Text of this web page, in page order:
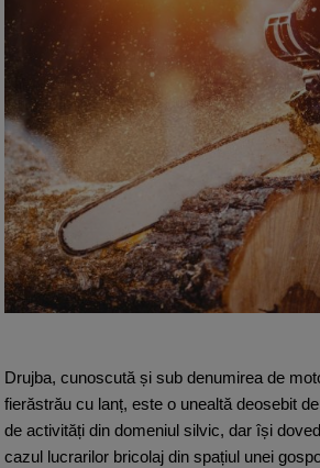
Drujba, cunoscută și sub denumirea de
fierăstrău cu lanț, este o unealtă deosebit
de activități din domeniul silvic, dar își
cazul lucrarilor bricolaj din spațiul unei